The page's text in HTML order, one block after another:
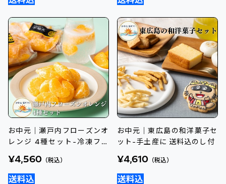
お中元｜瀬戸内フローズンオ
レンジ 4種セット-冷凍フル
¥4,560 （税込）
お中元｜東広島の和洋菓子セ
ット-手土産に 送料込のし付
¥4,610 （税込）